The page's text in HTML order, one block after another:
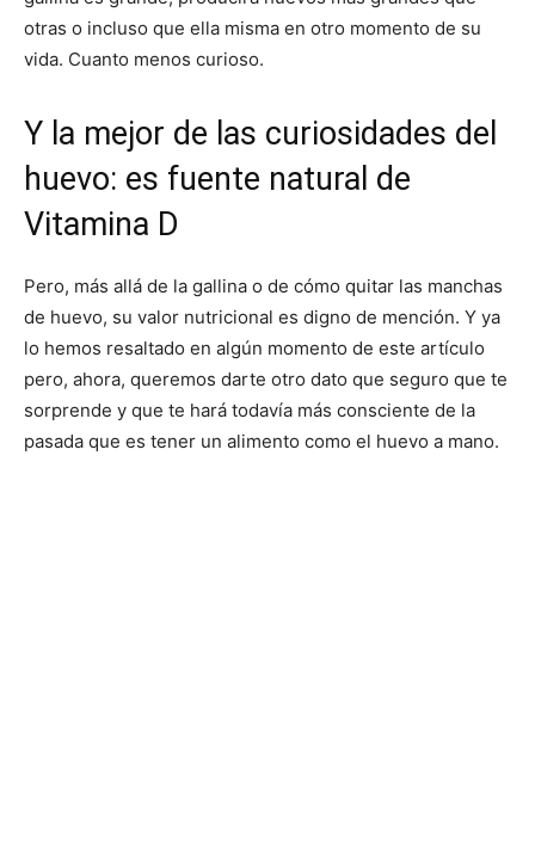
otras o incluso que ella misma en otro momento de su
vida. Cuanto menos curioso.
Y la mejor de las curiosidades del
huevo: es fuente natural de
Vitamina D
Pero, más allá de la gallina o de cómo quitar las manchas
de huevo, su valor nutricional es digno de mención. Y ya
lo hemos resaltado en algún momento de este artículo
pero, ahora, queremos darte otro dato que seguro que te
sorprende y que te hará todavía más consciente de la
pasada que es tener un alimento como el huevo a mano.